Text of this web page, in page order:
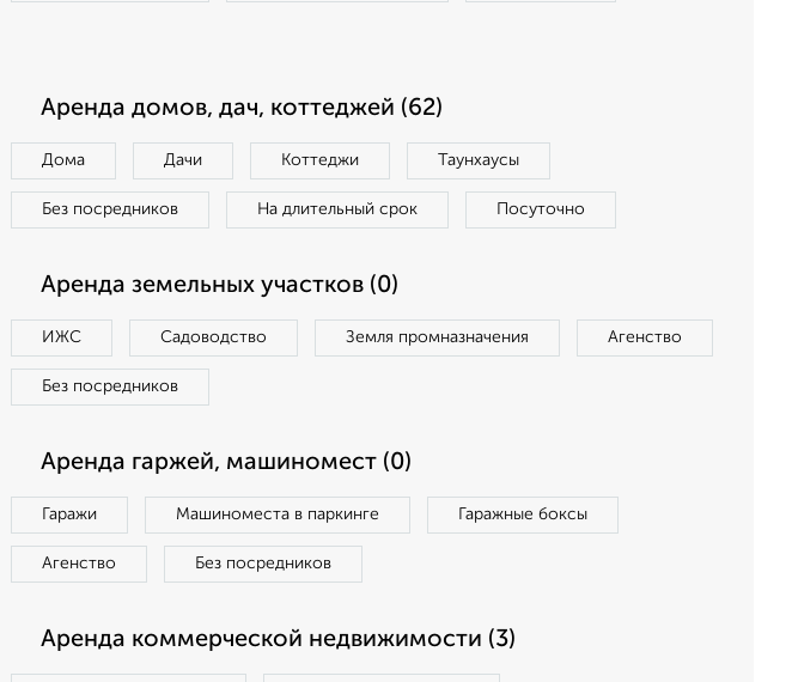
Аренда домов, дач, коттеджей (62)
Дома Дачи Коттеджи Таунхаусы
Без посредников На длительный срок Посуточно
Аренда земельных участков (0)
ИЖС Садоводство Земля промназначения Агенство
Без посредников
Аренда гаржей, машиномест (0)
Гаражи Машиноместа в паркинге Гаражные боксы
Агенство Без посредников
Аренда коммерческой недвижимости (3)